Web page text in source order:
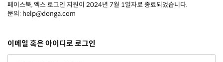
페이스북, 엑스 로그인 지원이 2024년 7월 1일자로 종료되었습니다.
문의: help@donga.com
이메일 혹은 아이디로 로그인